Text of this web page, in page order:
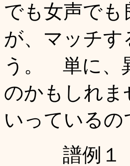
でも女声で
が、マッチ
う。 単に、
のかもしれま
いっている
譜例１